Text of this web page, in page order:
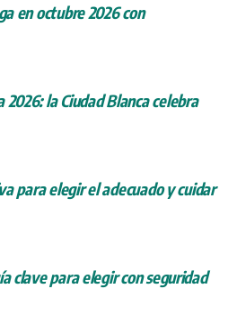
en octubre 2026 con
la Ciudad Blanca celebra
para elegir el adecuado y cuidar
clave para elegir con seguridad